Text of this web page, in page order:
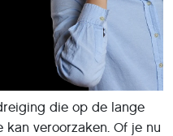
die op de lange
veroorzaken. Of je nu